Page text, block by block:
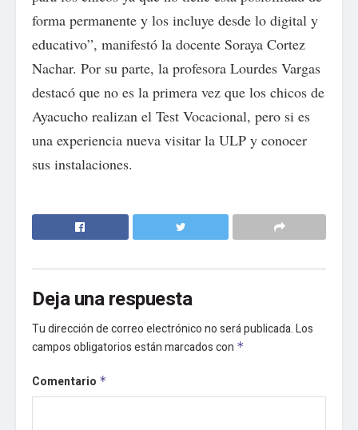
forma permanente y los incluye desde lo digital y
educativo”, manifestó la docente Soraya Cortez
Nachar. Por su parte, la profesora Lourdes Vargas
destacó que no es la primera vez que los chicos de
Ayacucho realizan el Test Vocacional, pero si es
una experiencia nueva visitar la ULP y conocer
sus instalaciones.
Deja una respuesta
Tu dirección de correo electrónico no será publicada.Los
campos obligatorios están marcados con *
Comentario *